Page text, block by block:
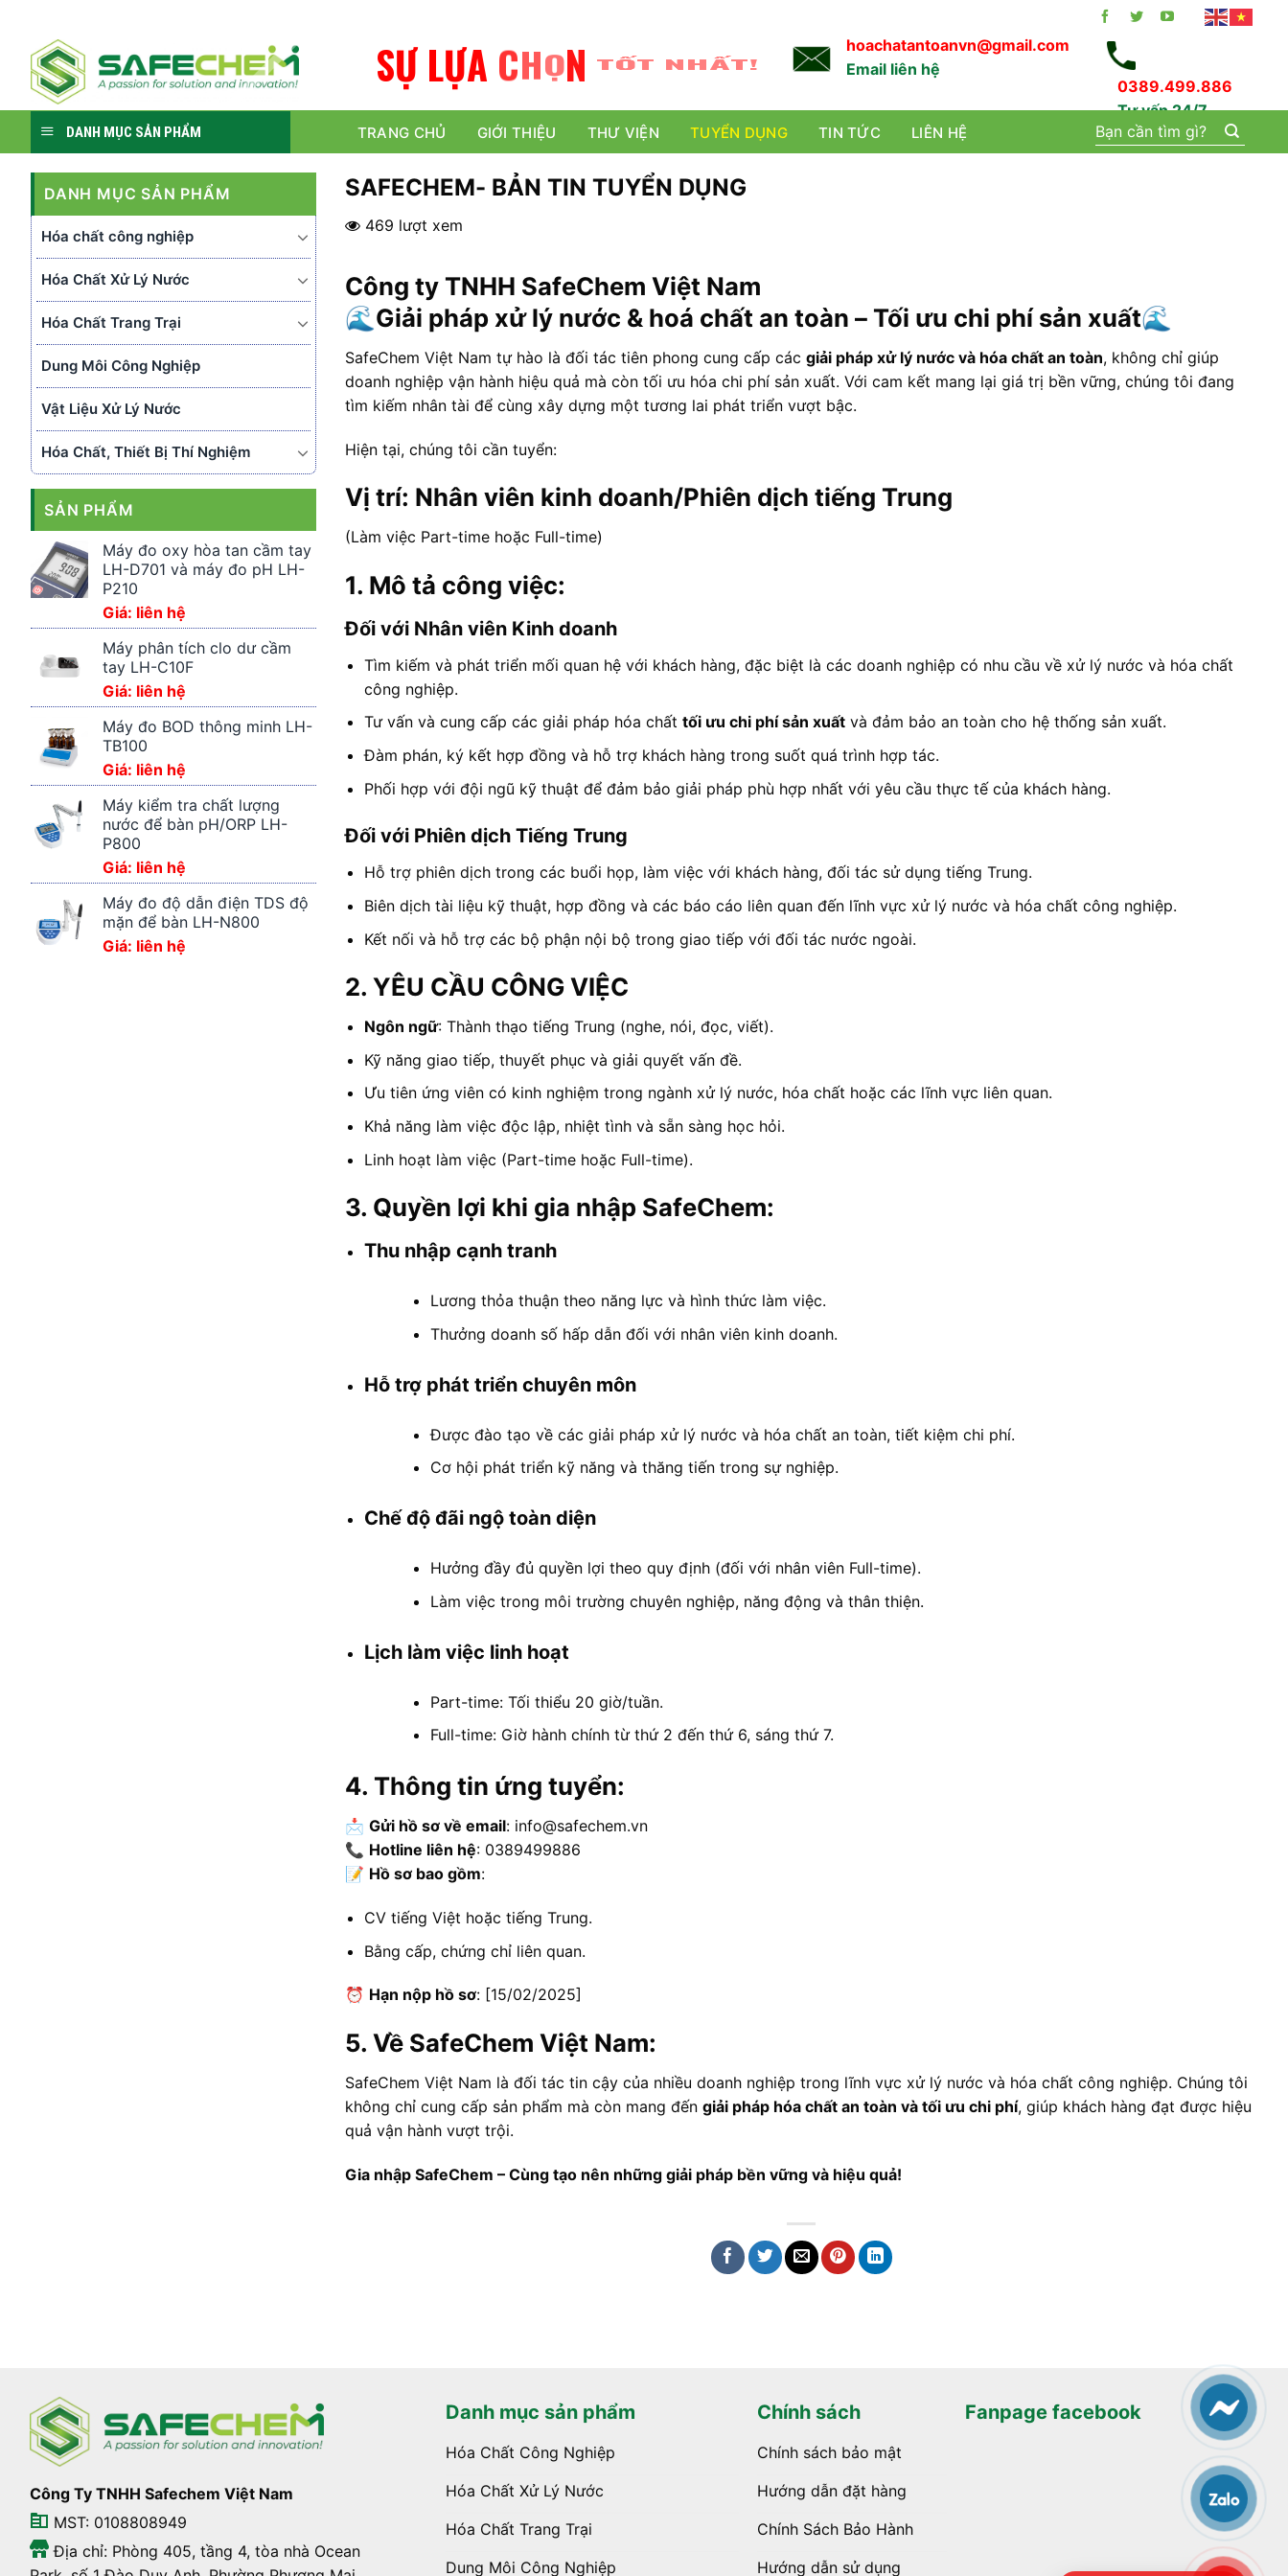
content
SỰ LỰA CHỌN TỐT NHẤT!
hoachatantoanvn@gmail.com
Email liên hệ
0389.499.886
Tư vấn 24/7
DANH MỤC SẢN PHẨM TRANG CHỦ GIỚI THIỆU THƯ VIỆN TUYỂN DỤNG TIN TỨC LIÊN HỆ
Tìm
kiếm:
DANH MỤC SẢN PHẨM
Hóa chất công nghiệp
Hóa Chất Xử Lý Nước
Hóa Chất Trang Trại
Dung Môi Công Nghiệp
Vật Liệu Xử Lý Nước
Hóa Chất, Thiết Bị Thí Nghiệm
SẢN PHẨM
Máy đo oxy hòa tan cầm tay
LH-D701 và máy đo pH LH-
P210
Giá: liên hệ
Máy phân tích clo dư cầm
tay LH-C10F
Giá: liên hệ
Máy đo BOD thông minh LH-
TB100
Giá: liên hệ
Máy kiểm tra chất lượng
nước để bàn pH/ORP LH-
P800
Giá: liên hệ
Máy đo độ dẫn điện TDS độ
mặn để bàn LH-N800
Giá: liên hệ
SAFECHEM- BẢN TIN TUYỂN DỤNG
469 lượt xem
Công ty TNHH SafeChem Việt Nam
🌊 Giải pháp xử lý nước & hoá chất an toàn – Tối ưu chi phí sản xuất🌊
SafeChem Việt Nam tự hào là đối tác tiên phong cung cấp các giải pháp xử lý nước và hóa chất an toàn, không chỉ giúp
doanh nghiệp vận hành hiệu quả mà còn tối ưu hóa chi phí sản xuất. Với cam kết mang lại giá trị bền vững, chúng tôi đang
tìm kiếm nhân tài để cùng xây dựng một tương lai phát triển vượt bậc.
Hiện tại, chúng tôi cần tuyển:
Vị trí: Nhân viên kinh doanh/Phiên dịch tiếng Trung
(Làm việc Part-time hoặc Full-time)
1. Mô tả công việc:
Đối với Nhân viên Kinh doanh
Tìm kiếm và phát triển mối quan hệ với khách hàng, đặc biệt là các doanh nghiệp có nhu cầu về xử lý nước và hóa chất
công nghiệp.
Tư vấn và cung cấp các giải pháp hóa chấttối ưu chi phí sản xuất và đảm bảo an toàn cho hệ thống sản xuất.
Đàm phán, ký kết hợp đồng và hỗ trợ khách hàng trong suốt quá trình hợp tác.
Phối hợp với đội ngũ kỹ thuật để đảm bảo giải pháp phù hợp nhất với yêu cầu thực tế của khách hàng.
Đối với Phiên dịch Tiếng Trung
Hỗ trợ phiên dịch trong các buổi họp, làm việc với khách hàng, đối tác sử dụng tiếng Trung.
Biên dịch tài liệu kỹ thuật, hợp đồng và các báo cáo liên quan đến lĩnh vực xử lý nước và hóa chất công nghiệp.
Kết nối và hỗ trợ các bộ phận nội bộ trong giao tiếp với đối tác nước ngoài.
2. YÊU CẦU CÔNG VIỆC
Ngôn ngữ: Thành thạo tiếng Trung (nghe, nói, đọc, viết).
Kỹ năng giao tiếp, thuyết phục và giải quyết vấn đề.
Ưu tiên ứng viên có kinh nghiệm trong ngành xử lý nước, hóa chất hoặc các lĩnh vực liên quan.
Khả năng làm việc độc lập, nhiệt tình và sẵn sàng học hỏi.
Linh hoạt làm việc (Part-time hoặc Full-time).
3. Quyền lợi khi gia nhập SafeChem:
Thu nhập cạnh tranh
Lương thỏa thuận theo năng lực và hình thức làm việc.
Thưởng doanh số hấp dẫn đối với nhân viên kinh doanh.
Hỗ trợ phát triển chuyên môn
Được đào tạo về các giải pháp xử lý nước và hóa chất an toàn, tiết kiệm chi phí.
Cơ hội phát triển kỹ năng và thăng tiến trong sự nghiệp.
Chế độ đãi ngộ toàn diện
Hưởng đầy đủ quyền lợi theo quy định (đối với nhân viên Full-time).
Làm việc trong môi trường chuyên nghiệp, năng động và thân thiện.
Lịch làm việc linh hoạt
Part-time: Tối thiểu 20 giờ/tuần.
Full-time: Giờ hành chính từ thứ 2 đến thứ 6, sáng thứ 7.
4. Thông tin ứng tuyển:
📩 Gửi hồ sơ về email: info@safechem.vn
📞 Hotline liên hệ: 0389499886
📝 Hồ sơ bao gồm:
CV tiếng Việt hoặc tiếng Trung.
Bằng cấp, chứng chỉ liên quan.
⏰ Hạn nộp hồ sơ: [15/02/2025]
5. Về SafeChem Việt Nam:
SafeChem Việt Nam là đối tác tin cậy của nhiều doanh nghiệp trong lĩnh vực xử lý nước và hóa chất công nghiệp. Chúng tôi
không chỉ cung cấp sản phẩm mà còn mang đến giải pháp hóa chất an toàn và tối ưu chi phí, giúp khách hàng đạt được hiệu
quả vận hành vượt trội.
Gia nhập SafeChem – Cùng tạo nên những giải pháp bền vững và hiệu quả!
Công Ty TNHH Safechem Việt Nam
MST: 0108808949
Địa chỉ: Phòng 405, tầng 4, tòa nhà Ocean
Danh mục sản phẩm
Hóa Chất Công Nghiệp
Hóa Chất Xử Lý Nước
Hóa Chất Trang Trại
Dung Môi Công Nghiệp
Chính sách
Chính sách bảo mật
Hướng dẫn đặt hàng
Chính Sách Bảo Hành
Hướng dẫn sử dụng
Fanpage facebook